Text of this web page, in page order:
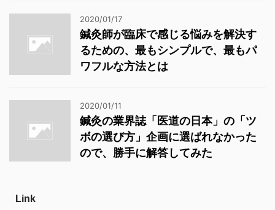
2020/01/17
鍼灸師が臨床で感じる悩みを解決す
るための、最もシンプルで、最もパ
ワフルな方法とは
2020/01/11
鍼灸の業界誌「医道の日本」の「ツ
ボの選び方」企画に選ばれなかった
ので、勝手に解答してみた
Link